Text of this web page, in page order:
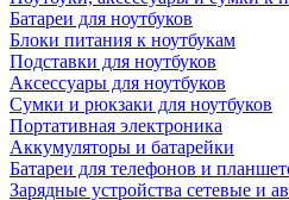
Батареи для ноутбуков
Блоки питания к ноутбукам
Подставки для ноутбуков
Аксессуары для ноутбуков
Сумки и рюкзаки для ноутбуков
Портативная электроника
Аккумуляторы и батарейки
Батареи для телефонов и
Зарядные устройства сетевые и